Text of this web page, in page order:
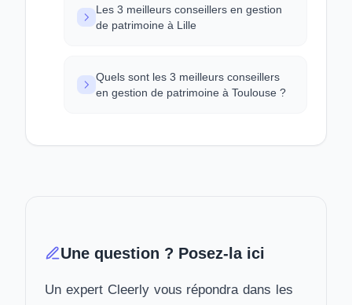
Les 3 meilleurs conseillers en gestion
de patrimoine à Lille
Quels sont les 3 meilleurs conseillers
en gestion de patrimoine à Toulouse ?
Une question ? Posez-la ici
Un expert Cleerly vous répondra dans les